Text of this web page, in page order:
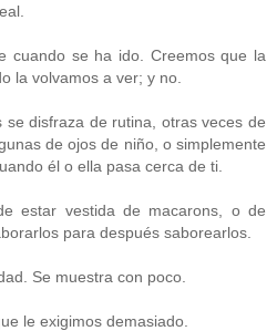
cuando se ha ido. Creemos que la
la volvamos a ver; y no.
se disfraza de rutina, otras veces de
de ojos de niño, o simplemente
él o ella pasa cerca de ti.
estar vestida de macarons, o de
para después saborearlos.
Se muestra con poco.
le exigimos demasiado.